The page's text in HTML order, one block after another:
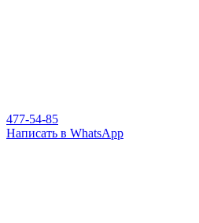
477-54-85
Написать в WhatsApp